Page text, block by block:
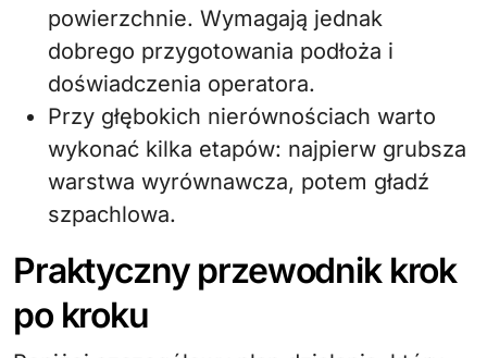
powierzchnie. Wymagają jednak
dobrego przygotowania podłoża i
doświadczenia operatora.
Przy głębokich nierównościach warto
wykonać kilka etapów: najpierw grubsza
warstwa wyrównawcza, potem gładź
szpachlowa.
Praktyczny przewodnik krok
po kroku